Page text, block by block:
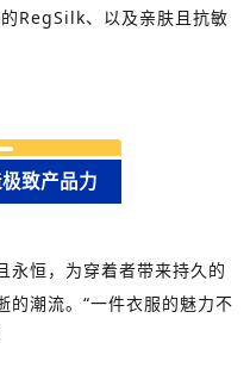
RegSilk、以及亲肤且抗敏
致产品力
永恒，为穿着者带来持久的
的潮流。“一件衣服的魅力不